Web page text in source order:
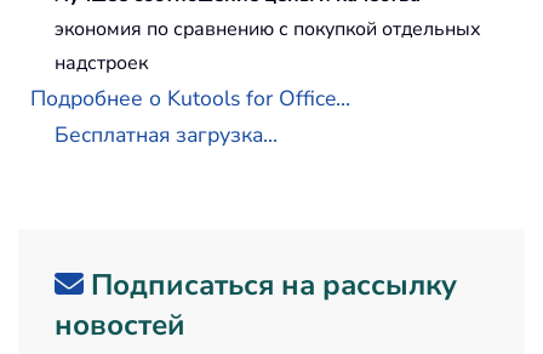
экономия по сравнению с покупкой отдельных
надстроек
Подробнее о Kutools for Office...
Бесплатная загрузка...
Подписаться на рассылку
новостей